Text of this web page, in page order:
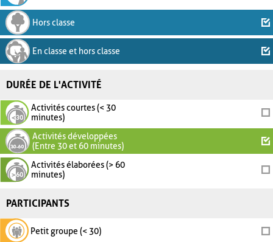
Hors classe
En classe et hors classe
DURÉE DE L'ACTIVITÉ
Activités courtes (< 30
minutes)
Activités développées
(Entre 30 et 60 minutes)
Activités élaborées (> 60
minutes)
PARTICIPANTS
Petit groupe (< 30)